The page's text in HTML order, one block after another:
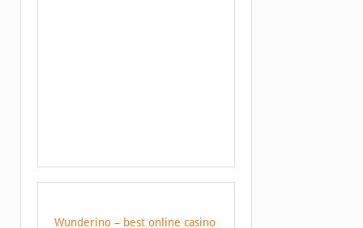
Wunderino – best online casino